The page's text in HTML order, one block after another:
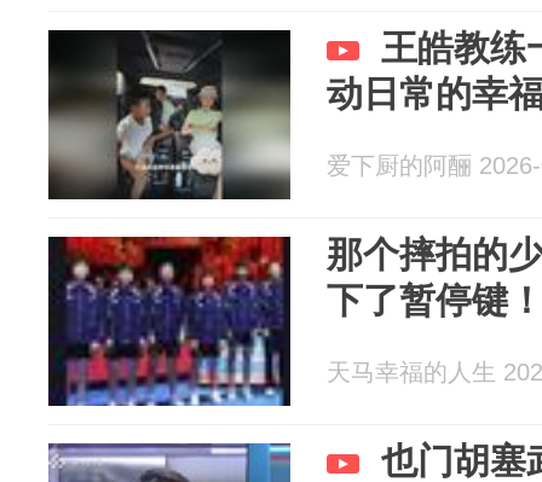
王皓教练
动日常的幸
爱下厨的阿酾
那个摔拍的
下了暂停键
天马幸福的人生
也门胡塞